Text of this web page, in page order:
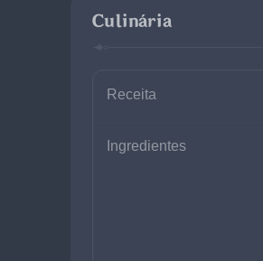
Culinária
Receita
Ingredientes